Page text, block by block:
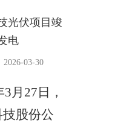
光伏项目竣
电
03-30
3月27日，
股份公